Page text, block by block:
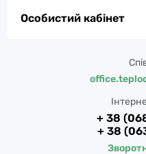
Особистий кабінет
+ 38
+ 38